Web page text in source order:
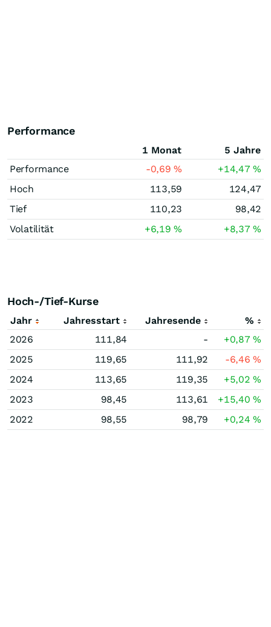
Performance
1 Monat
5 Jahre
Performance
-0,69% +14,47%
Hoch
113,59
124,47
Tief
110,23
98,42
Volatilität
+6,19% +8,37%
Hoch-/Tief-Kurse
Jahr Jahresstart Jahresende
%
2026
111,84 - +0,87%
2025
119,65 111,92 -6,46%
2024
113,65 119,35 +5,02%
2023
98,45 113,61 +15,40%
2022
98,55 98,79 +0,24%